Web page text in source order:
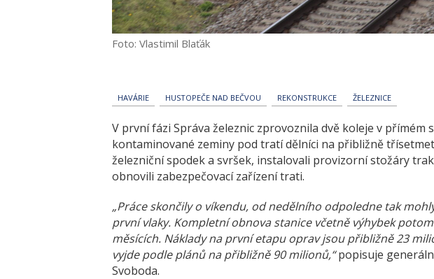
Foto: Vlastimil Blaťák
HAVÁRIE HUSTOPEČE NAD BEČVOU REKONSTRUKCE ŽELEZNICE
V první fázi Správa železnic zprovoznila dvě koleje v přímém
kontaminované zeminy pod tratí dělníci na přibližně
železniční spodek a svršek, instalovali provizorní stožáry
obnovili zabezpečovací zařízení trati.
„Práce skončily o víkendu, od nedělního odpoledne tak
první vlaky. Kompletní obnova stanice včetně výhybek
měsících. Náklady na první etapu oprav jsou přibližně 23
vyjde podle plánů na přibližně 90 milionů,“popisuje
Svoboda.